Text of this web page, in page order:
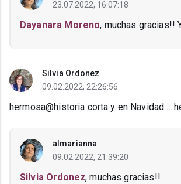
23.07.2022, 16:07:18
Dayanara Moreno, muchas gracias!!
Silvia Ordonez
09.02.2022, 22:26:56
hermosa@historia corta y en Navidad
almarianna
09.02.2022, 21:39:20
Silvia Ordonez, muchas gracias!!